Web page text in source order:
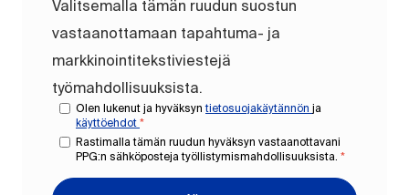
Valitsemalla tämän ruudun suostun
vastaanottamaan tapahtuma- ja
markkinointitekstiviestejä
työmahdollisuuksista.
Olen lukenut ja hyväksyntietosuojakäytännön ja
käyttöehdot *
Rastimalla tämän ruudun hyväksyn vastaanottavani
PPG:n sähköposteja työllistymismahdollisuuksista. *